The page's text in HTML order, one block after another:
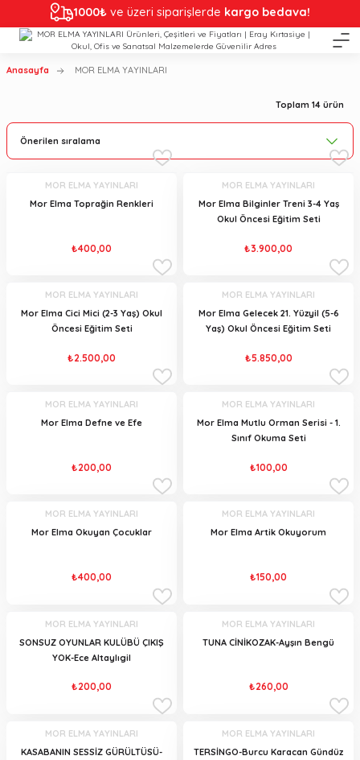
1000₺ ve üzeri siparişlerde kargo bedava!
Anasayfa MOR ELMA YAYINLARI
Toplam 14 ürün
MOR ELMA YAYINLARI
Mor Elma Toprağin Renkleri
₺400,00
MOR ELMA YAYINLARI
Mor Elma Bilginler Treni 3-4 Yaş
Okul Öncesi Eğitim Seti
₺3.900,00
MOR ELMA YAYINLARI
Mor Elma Cici Mici (2-3 Yaş) Okul
Öncesi Eğitim Seti
₺2.500,00
MOR ELMA YAYINLARI
Mor Elma Gelecek 21. Yüzyil (5-6
Yaş) Okul Öncesi Eğitim Seti
₺5.850,00
MOR ELMA YAYINLARI
Mor Elma Defne ve Efe
₺200,00
MOR ELMA YAYINLARI
Mor Elma Mutlu Orman Serisi - 1.
Sınıf Okuma Seti
₺100,00
MOR ELMA YAYINLARI
Mor Elma Okuyan Çocuklar
₺400,00
MOR ELMA YAYINLARI
Mor Elma Artik Okuyorum
₺150,00
MOR ELMA YAYINLARI
SONSUZ OYUNLAR KULÜBÜ ÇIKIŞ
YOK-Ece Altaylıgil
₺200,00
MOR ELMA YAYINLARI
TUNA CİNİKOZAK-Ayşın Bengü
₺260,00
MOR ELMA YAYINLARI
KASABANIN SESSİZ GÜRÜLTÜSÜ-
MOR ELMA YAYINLARI
TERSİNGO-Burcu Karacan Gündüz